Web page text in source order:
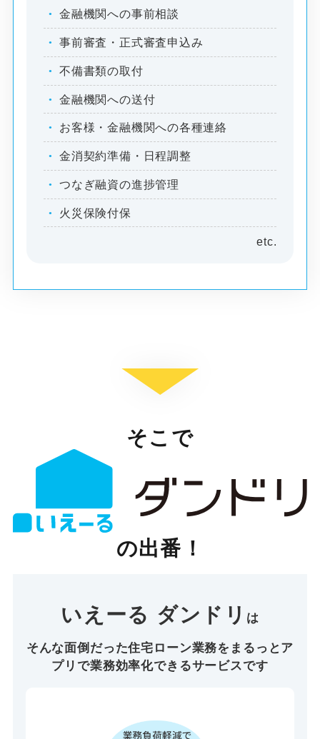
金融機関への事前相談
事前審査・正式審査申込み
不備書類の取付
金融機関への送付
お客様・金融機関への各種連絡
金消契約準備・日程調整
つなぎ融資の進捗管理
火災保険付保
そこで
の出番！
いえーる ダンドリ は
そんな面倒だった住宅ローン業務を まるっとア
プリで業務効率化できるサービスです